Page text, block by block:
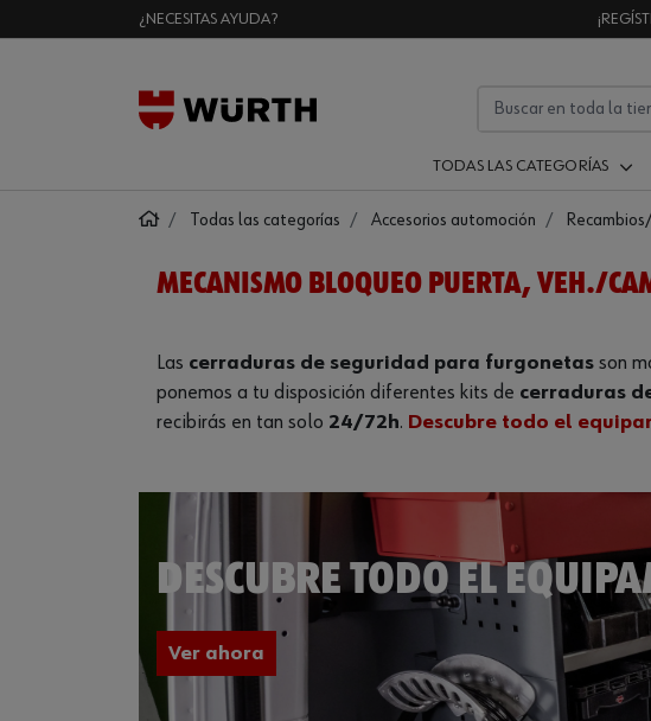
¿NECESITAS AYUDA?
TODAS LAS CATEGORÍAS
Todas las categorías Accesorios automoción
MECANISMO BLOQUEO PUERTA, VEH./
Las cerraduras de seguridad para furgonetas son
ponemos a tu disposición diferentes kits de cerraduras
recibirás en tan solo 24/72h. Descubre todo el
DESCUBRE TODO EL
Ver ahora